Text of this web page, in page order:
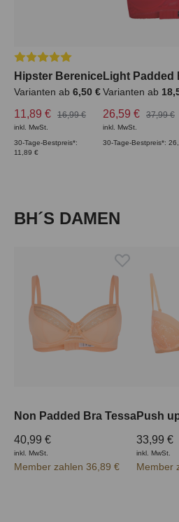
Durchschnittliche Bewertung von
Hipster Berenice
Varianten ab 6,50 €
11,89 € 16,99 €
inkl. MwSt.
30-Tage-Bestpreis*:
11,89 €
Varianten ab
26,59 € 37,99 €
inkl. MwSt.
30-Tage-Bestpreis*:
Produktgalerie überspringen
BH´S DAMEN
Non Padded Bra Tessa
40,99 €
inkl. MwSt.
Member zahlen 36,89 €
Push
33,99 €
inkl. MwSt.
Member